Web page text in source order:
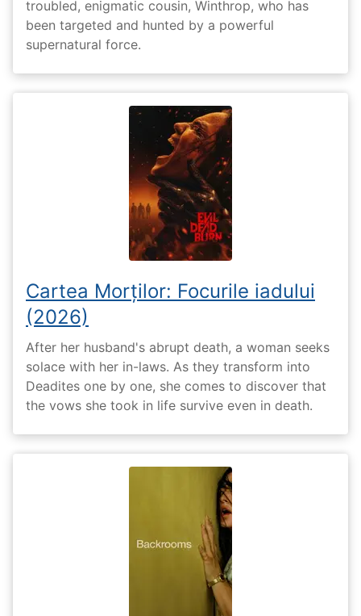
troubled, enigmatic cousin, Winthrop, who has
been targeted and hunted by a powerful
supernatural force.
Cartea Morților: Focurile iadului
(2026)
After her husband's abrupt death, a woman seeks
solace with her in-laws. As they transform into
Deadites one by one, she comes to discover that
the vows she took in life survive even in death.